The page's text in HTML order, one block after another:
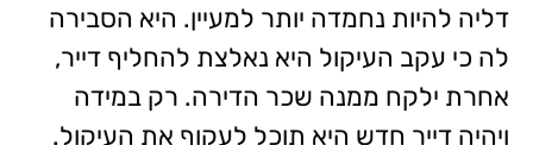
דליה להיות נחמדה יותר למעיין. היא הסבירה
לה כי עקב העיקול היא נאלצת להחליף דייר,
אחרת ילקח ממנה שכר הדירה. רק במידה
ויהיה דייר חדש היא תוכל לעקוף את העיקול.